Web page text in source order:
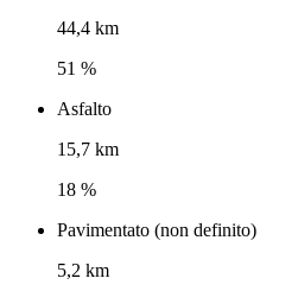
44,4 km
51 %
Asfalto
15,7 km
18 %
Pavimentato (non definito)
5,2 km